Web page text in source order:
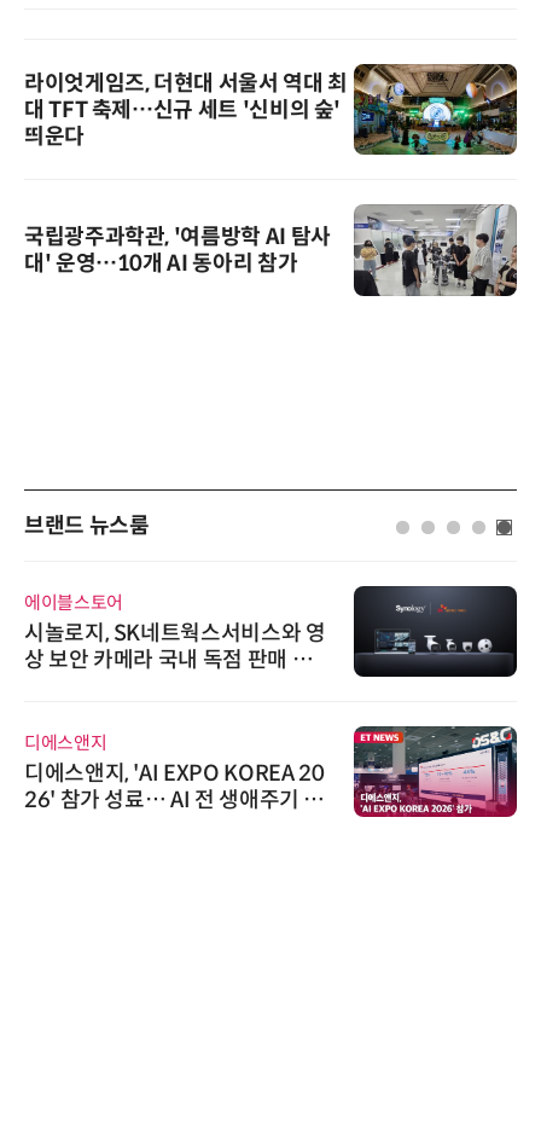
라이엇게임즈, 더현대 서울서 역대 최
대 TFT 축제…신규 세트 '신비의 숲'
띄운다
국립광주과학관, '여름방학 AI 탐사
대' 운영…10개 AI 동아리 참가
브랜드 뉴스룸
에이블스토어
시놀로지, SK네트웍스서비스와 영
상 보안 카메라 국내 독점 판매 파
디에스앤지
디에스앤지, 'AI EXPO KOREA 20
26' 참가 성료… AI 전 생애주기 아